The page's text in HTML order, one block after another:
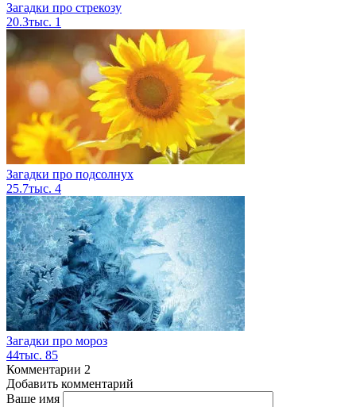
Загадки про стрекозу
20.3тыс. 1
Загадки про подсолнух
25.7тыс. 4
Загадки про мороз
44тыс. 85
Комментарии 2
Добавить комментарий
Ваше имя